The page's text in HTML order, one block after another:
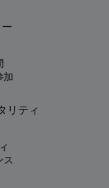
加
リティ
ス